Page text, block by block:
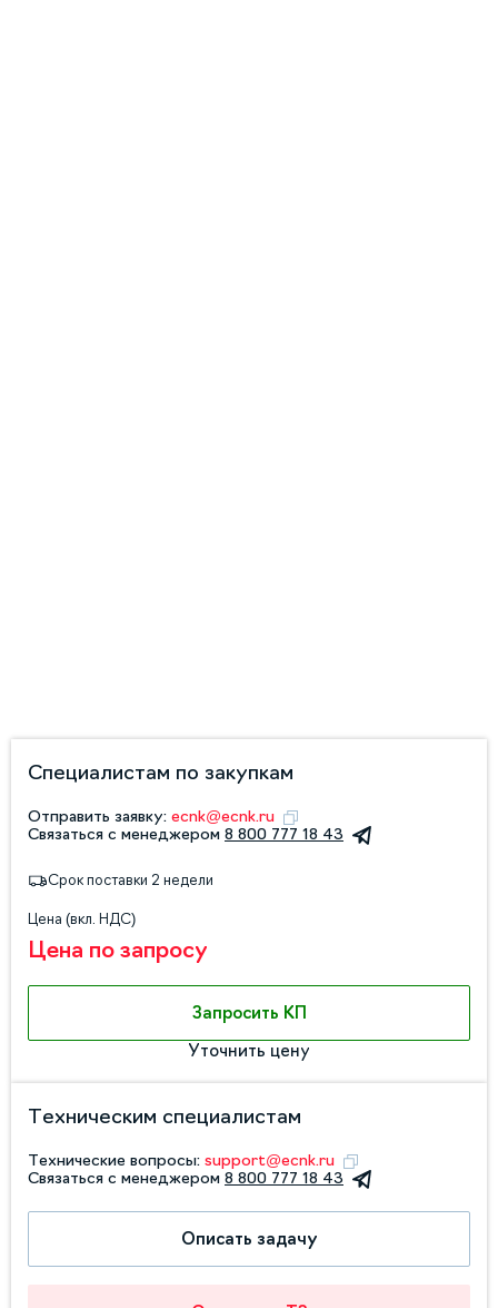
Специалистам по закупкам
Отправить заявку: ecnk@ecnk.ru
Связаться с менеджером 8 800 777 18 43
Срок поставки 2 недели
Цена (вкл. НДС)
Цена по запросу
Запросить КП
Уточнить цену
Техническим специалистам
Технические вопросы: support@ecnk.ru
Связаться с менеджером 8 800 777 18 43
Описать задачу